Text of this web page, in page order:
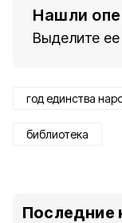
Нашли
Выделите
год единства
библиотека
Последние